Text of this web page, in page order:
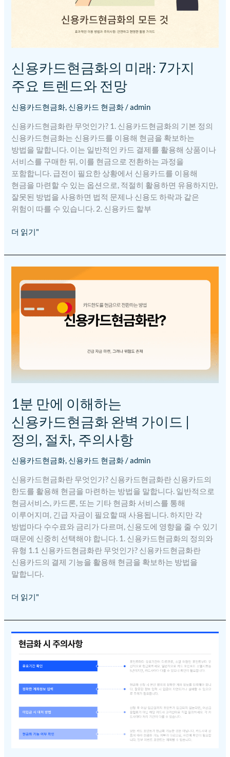
신용카드현금화의 미래: 7가지
주요 트렌드와 전망
신용카드현금화, 신용카드 현금화/admin
신용카드현금화란 무엇인가? 1. 신용카드현금화의 기본 정의
신용카드현금화는 신용카드를 이용해 현금을 확보하는
방법을 말합니다. 이는 일반적인 카드 결제를 활용해 상품이나
서비스를 구매한 뒤, 이를 현금으로 전환하는 과정을
포함합니다. 급전이 필요한 상황에서 신용카드를 이용해
현금을 마련할 수 있는 옵션으로, 적절히 활용하면 유용하지만,
잘못된 방법을 사용하면 법적 문제나 신용도 하락과 같은
위험이 따를 수 있습니다. 2. 신용카드 할부
더 읽기"
1분 만에 이해하는
신용카드현금화 완벽 가이드 |
정의, 절차, 주의사항
신용카드현금화, 신용카드 현금화/admin
신용카드현금화란 무엇인가? 신용카드현금화란 신용카드의
한도를 활용해 현금을 마련하는 방법을 말합니다. 일반적으로
현금서비스, 카드론, 또는 기타 현금화 서비스를 통해
이루어지며, 긴급 자금이 필요할 때 사용됩니다. 하지만 각
방법마다 수수료와 금리가 다르며, 신용도에 영향을 줄 수 있기
때문에 신중히 선택해야 합니다. 1. 신용카드현금화의 정의와
유형 1.1 신용카드현금화란 무엇인가? 신용카드현금화란
신용카드의 결제 기능을 활용해 현금을 확보하는 방법을
말합니다.
만에
신용카드현금화
완벽
가이드
|
정의,
절차,
주의사항
더 읽기"
현금화
100%
리볼링
방법